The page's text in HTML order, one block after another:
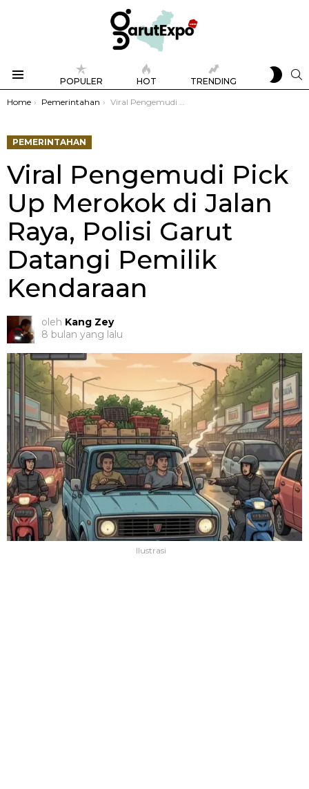
POPULER HOT TRENDING
SKIN
You are here:
Home Pemerintahan Viral Pengemudi Pick Up Merokok di Jalan Raya, Polisi Garut Datangi Pemilik Kendaraan
PEMERINTAHAN
Viral Pengemudi Pick
Up Merokok di Jalan
Raya, Polisi Garut
Datangi Pemilik
Kendaraan
oleh Kang Zey
8 bulan yang lalu
Ilustrasi